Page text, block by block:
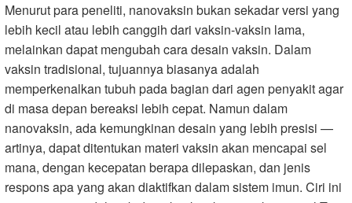
Menurut para peneliti, nanovaksin bukan sekadar versi yang
lebih kecil atau lebih canggih dari vaksin-vaksin lama,
melainkan dapat mengubah cara desain vaksin. Dalam
vaksin tradisional, tujuannya biasanya adalah
memperkenalkan tubuh pada bagian dari agen penyakit agar
di masa depan bereaksi lebih cepat. Namun dalam
nanovaksin, ada kemungkinan desain yang lebih presisi —
artinya, dapat ditentukan materi vaksin akan mencapai sel
mana, dengan kecepatan berapa dilepaskan, dan jenis
respons apa yang akan diaktifkan dalam sistem imun. Ciri ini